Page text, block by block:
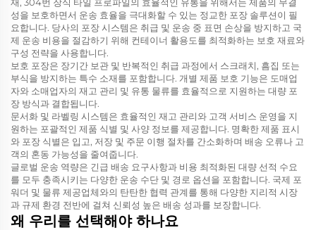
성을 보호하면서 운송 효율을 극대화할 수 있는 정교한 포장 솔루션이 필
요합니다. 당사의 포장 시스템은 취급 및 운송 중 표면 손상을 방지하고 국
제 운송 비용을 절감하기 위해 컨테이너 활용도를 최적화하는 보호 재료와
구성 전략을 사용합니다.
보호 포장은 장기간 보관 및 반복적인 취급 과정에서 스크래치, 흠집 또는
부식을 방지하는 특수 소재를 포함합니다. 개별 제품 보호 기능은 도매업
자와 소매업자의 재고 관리 및 유통 물류를 효율적으로 지원하는 대량 포
장 방식과 결합됩니다.
문서화 및 라벨링 시스템은 효율적인 재고 관리와 고객 서비스 운영을 지
원하는 포괄적인 제품 식별 및 사양 정보를 제공합니다. 명확한 제품 표시
와 포장 식별은 입고, 저장 및 주문 이행 절차를 간소화하며 배송 오류나 고
객의 혼동 가능성을 줄여줍니다.
글로벌 운송 역량은 긴급 배송 요구사항과 비용 최적화된 대량 선적 수요
를 모두 충족시키는 다양한 운송 수단 및 경로 옵션을 포함합니다. 국제 포
워더 및 물류 제공업체와의 탄탄한 협력 관계를 통해 다양한 지리적 시장
과 규제 환경 전반에 걸쳐 신뢰성 높은 배송 성과를 보장합니다.
왜 우리를 선택해야 하나요